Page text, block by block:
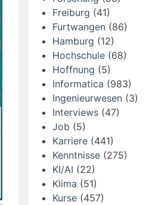
Freiburg (41)
Furtwangen (86)
Hamburg (12)
Hochschule (68)
Hoffnung (5)
Informatica (983)
Ingenieurwesen (3)
Interviews (47)
Job (5)
Karriere (441)
Kenntnisse (275)
KI/AI (22)
Klima (51)
Kurse (457)